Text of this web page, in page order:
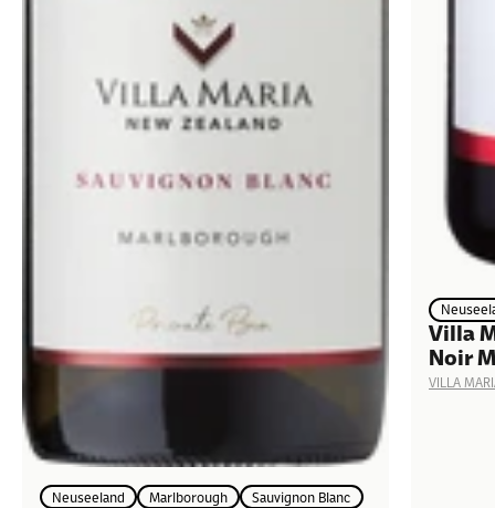
Neuseeland Marlborough Sauvignon Blanc
Villa
Noir
VILLA